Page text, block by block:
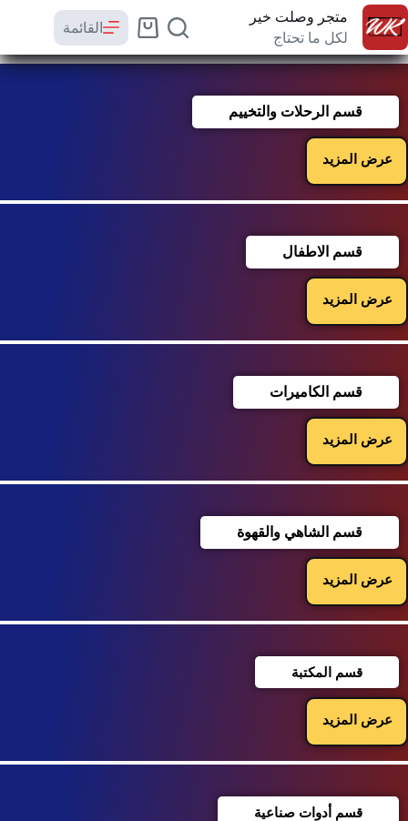
متجر وصلت خير
لكل ما تحتاج
القائمة
قسم الرحلات والتخييم
عرض المزيد
قسم الاطفال
عرض المزيد
قسم الكاميرات
عرض المزيد
قسم الشاهي والقهوة
عرض المزيد
قسم المكتبة
عرض المزيد
قسم أدوات صناعية